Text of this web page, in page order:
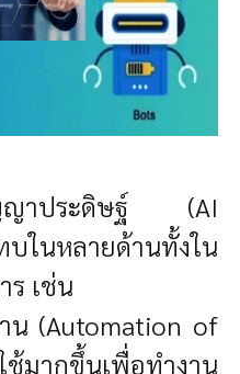
ญญาประดิษฐ์ (AI
บในหลายด้านทั้งใน
ร เช่น
น (Automation of
มากขึ้นเพื่อทำงาน